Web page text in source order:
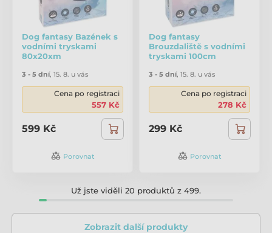
Dog fantasy Bazének s
vodními tryskami
80x20xm
3 - 5 dní, 15. 8. u vás
Cena po registraci
557 Kč
599 Kč
Porovnat
Dog fantasy
Brouzdaliště s vodními
tryskami 100cm
3 - 5 dní, 15. 8. u vás
Cena po registraci
278 Kč
299 Kč
Porovnat
Už jste viděli 20 produktů z 499.
Zobrazit další produkty